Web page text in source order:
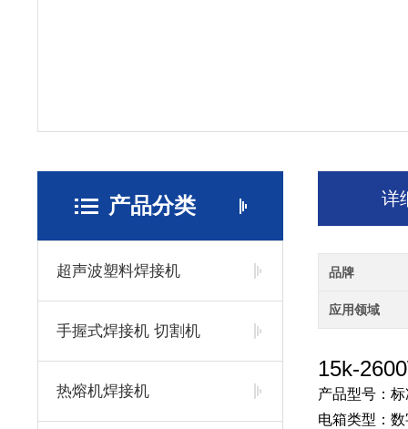
产品分类
超声波塑料焊接机
手握式焊接机 切割机
热熔机焊接机
详
品牌
应用领域
15k-
产品型号：
电箱类型：